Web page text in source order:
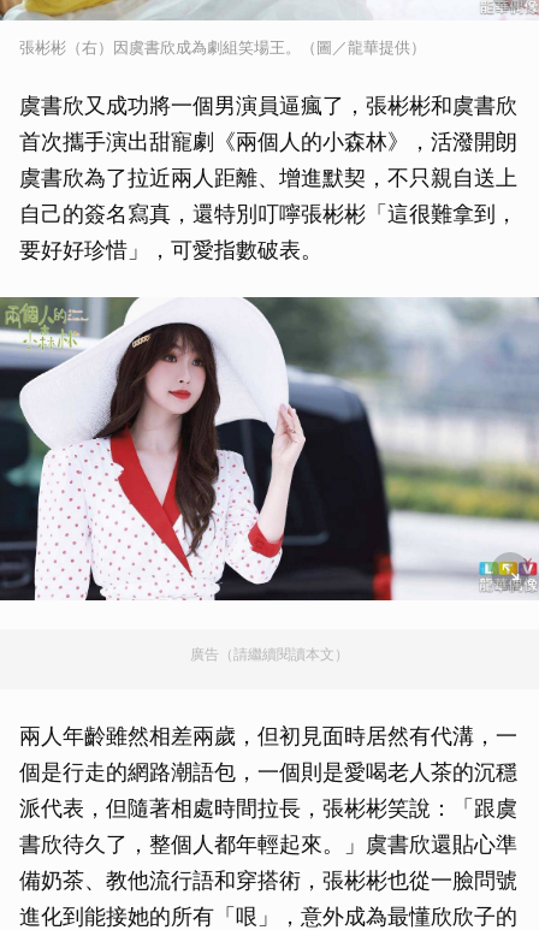
張彬彬（右）因虞書欣成為劇組笑場王。（圖／龍華提供）
虞書欣又成功將一個男演員逼瘋了，張彬彬和虞書欣
首次攜手演出甜寵劇《兩個人的小森林》，活潑開朗
虞書欣為了拉近兩人距離、增進默契，不只親自送上
自己的簽名寫真，還特別叮嚀張彬彬「這很難拿到，
要好好珍惜」，可愛指數破表。
廣告（請繼續閱讀本文）
兩人年齡雖然相差兩歲，但初見面時居然有代溝，一
個是行走的網路潮語包，一個則是愛喝老人茶的沉穩
派代表，但隨著相處時間拉長，張彬彬笑說：「跟虞
書欣待久了，整個人都年輕起來。」虞書欣還貼心準
備奶茶、教他流行語和穿搭術，張彬彬也從一臉問號
進化到能接她的所有「哏」，意外成為最懂欣欣子的